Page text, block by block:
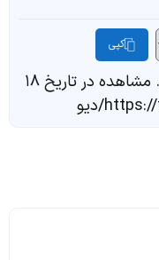
کپی
. مشاهده در تاریخ ۱۸